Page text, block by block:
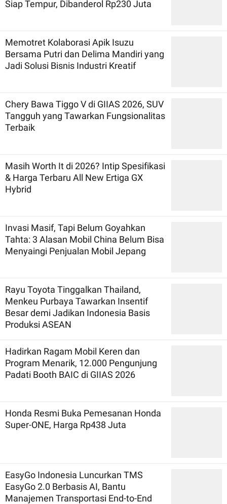
Siap Tempur, Dibanderol Rp230 Juta
Memotret Kolaborasi Apik Isuzu
Bersama Putri dan Delima Mandiri yang
Jadi Solusi Bisnis Industri Kreatif
Chery Bawa Tiggo V di GIIAS 2026, SUV
Tangguh yang Tawarkan Fungsionalitas
Terbaik
Masih Worth It di 2026? Intip Spesifikasi
& Harga Terbaru All New Ertiga GX
Hybrid
Invasi Masif, Tapi Belum Goyahkan
Tahta: 3 Alasan Mobil China Belum Bisa
Menyaingi Penjualan Mobil Jepang
Rayu Toyota Tinggalkan Thailand,
Menkeu Purbaya Tawarkan Insentif
Besar demi Jadikan Indonesia Basis
Produksi ASEAN
Hadirkan Ragam Mobil Keren dan
Program Menarik, 12.000 Pengunjung
Padati Booth BAIC di GIIAS 2026
Honda Resmi Buka Pemesanan Honda
Super-ONE, Harga Rp438 Juta
EasyGo Indonesia Luncurkan TMS
EasyGo 2.0 Berbasis AI, Bantu
Manajemen Transportasi End-to-End